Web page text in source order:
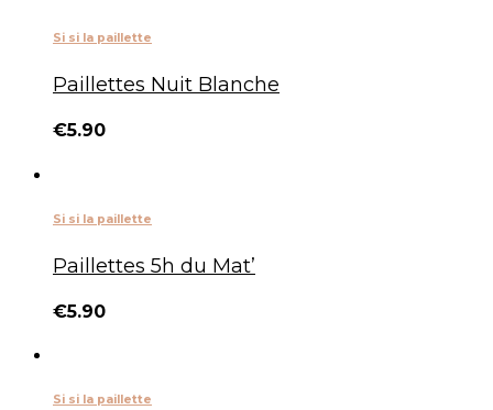
Si si la paillette
Paillettes Nuit Blanche
€5.90
Si si la paillette
Paillettes 5h du Mat’
€5.90
Si si la paillette